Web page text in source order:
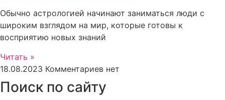
Обычно астрологией начинают заниматься люди с
широким взглядом на мир, которые готовы к
восприятию новых знаний
Читать »
18.08.2023 Комментариев нет
Поиск по сайту